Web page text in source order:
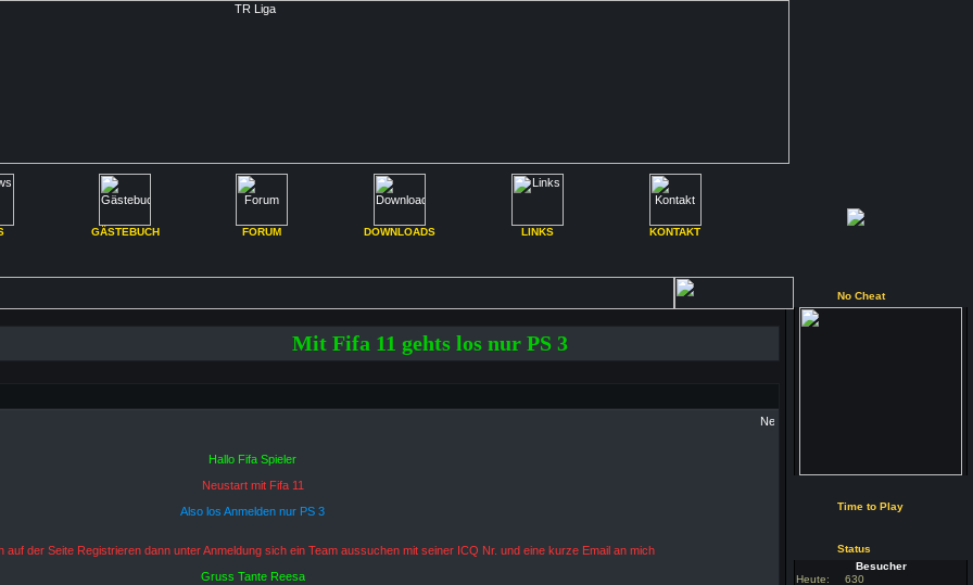
GÄSTEBUCH FORUM DOWNLOADS LINKS KONTAKT
Mit Fifa 11 gehts los nur PS 3
Hallo Fifa Spieler
Neustart mit Fifa 11
Also los Anmelden nur PS 3
auf der Seite Registrieren dann unter Anmeldung sich ein Team aussuchen mit seiner ICQ Nr. und eine kurze Email an mich
Gruss Tante Reesa
No Cheat
Time to Play
Status
Besucher
Heute:
630